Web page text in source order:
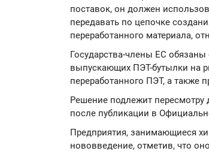
поставок, он должен
передавать по цепочке
переработанного материала,
Государства-члены ЕС
выпускающих ПЭТ-бутылки на
переработанного ПЭТ, а также
Решение подлежит пересмотру
после публикации в
Предприятия, занимающиеся
нововведение, отметив, что